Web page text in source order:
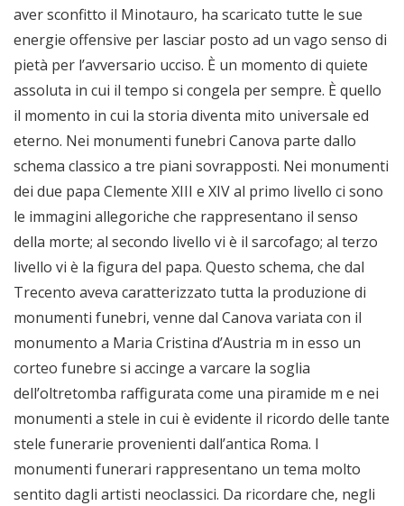
aver sconfitto il Minotauro, ha scaricato tutte le sue
energie offensive per lasciar posto ad un vago senso di
pietà per l’avversario ucciso. È un momento di quiete
assoluta in cui il tempo si congela per sempre. È quello
il momento in cui la storia diventa mito universale ed
eterno. Nei monumenti funebri Canova parte dallo
schema classico a tre piani sovrapposti. Nei monumenti
dei due papa Clemente XIII e XIV al primo livello ci sono
le immagini allegoriche che rappresentano il senso
della morte; al secondo livello vi è il sarcofago; al terzo
livello vi è la figura del papa. Questo schema, che dal
Trecento aveva caratterizzato tutta la produzione di
monumenti funebri, venne dal Canova variata con il
monumento a Maria Cristina d’Austria m in esso un
corteo funebre si accinge a varcare la soglia
dell’oltretomba raffigurata come una piramide m e nei
monumenti a stele in cui è evidente il ricordo delle tante
stele funerarie provenienti dall’antica Roma. I
monumenti funerari rappresentano un tema molto
sentito dagli artisti neoclassici. Da ricordare che, negli